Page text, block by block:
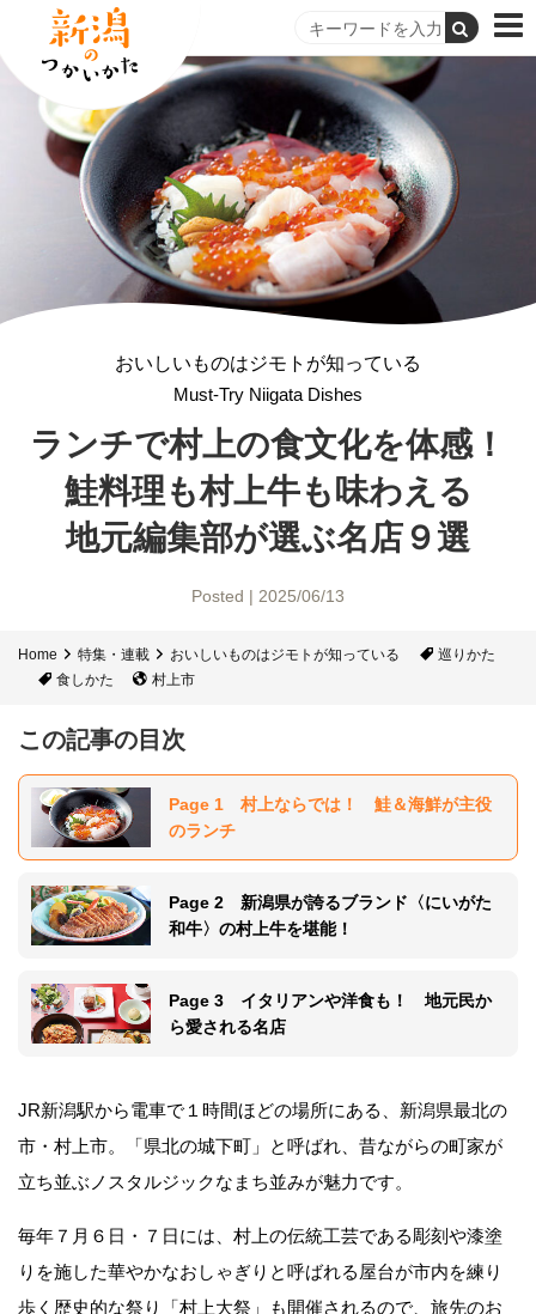
おいしいものはジモトが知っている
Must-Try Niigata Dishes
ランチで村上の食文化を体感！
鮭料理も村上牛も味わえる
地元編集部が選ぶ名店９選
Posted | 2025/06/13
Home 特集・連載 おいしいものはジモトが知っている
巡りかた
食しかた
村上市
この記事の目次
Page 1 村上ならでは！ 鮭＆海鮮が主役
のランチ
Page 2 新潟県が誇るブランド〈にいがた
和牛〉の村上牛を堪能！
Page 3 イタリアンや洋食も！ 地元民か
ら愛される名店
JR新潟駅から電車で１時間ほどの場所にある、新潟県最北の
市・村上市。「県北の城下町」と呼ばれ、昔ながらの町家が
立ち並ぶノスタルジックなまち並みが魅力です。
毎年７月６日・７日には、村上の伝統工芸である彫刻や漆塗
りを施した華やかなおしゃぎりと呼ばれる屋台が市内を練り
歩く歴史的な祭り「村上大祭」も開催されるので、旅先のお